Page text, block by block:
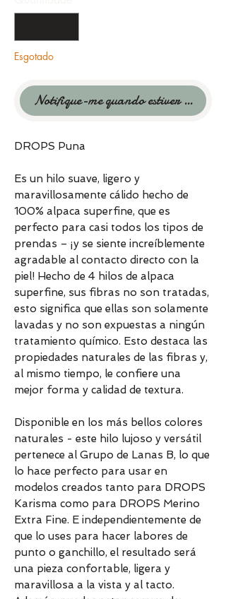
Esgotado
Notifique-me quando estiver disponível
DROPS Puna
Es un hilo suave, ligero y
maravillosamente cálido hecho de
100% alpaca superfine, que es
perfecto para casi todos los tipos de
prendas – ¡y se siente increíblemente
agradable al contacto directo con la
piel! Hecho de 4 hilos de alpaca
superfine, sus fibras no son tratadas,
esto significa que ellas son solamente
lavadas y no son expuestas a ningún
tratamiento químico. Esto destaca las
propiedades naturales de las fibras y,
al mismo tiempo, le confiere una
mejor forma y calidad de textura.
Disponible en los más bellos colores
naturales - este hilo lujoso y versátil
pertenece al Grupo de Lanas B, lo que
lo hace perfecto para usar en
modelos creados tanto para DROPS
Karisma como para DROPS Merino
Extra Fine. E independientemente de
que lo uses para hacer labores de
punto o ganchillo, el resultado será
una pieza confortable, ligera y
maravillosa a la vista y al tacto.